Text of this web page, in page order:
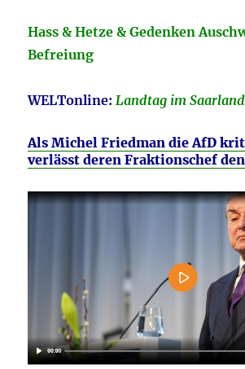
Hass & Hetze & Gedenken
Befreiung
WELTonline: Landtag im Saarland
Als Michel Friedman die AfD
verlässt deren Fraktionschef den